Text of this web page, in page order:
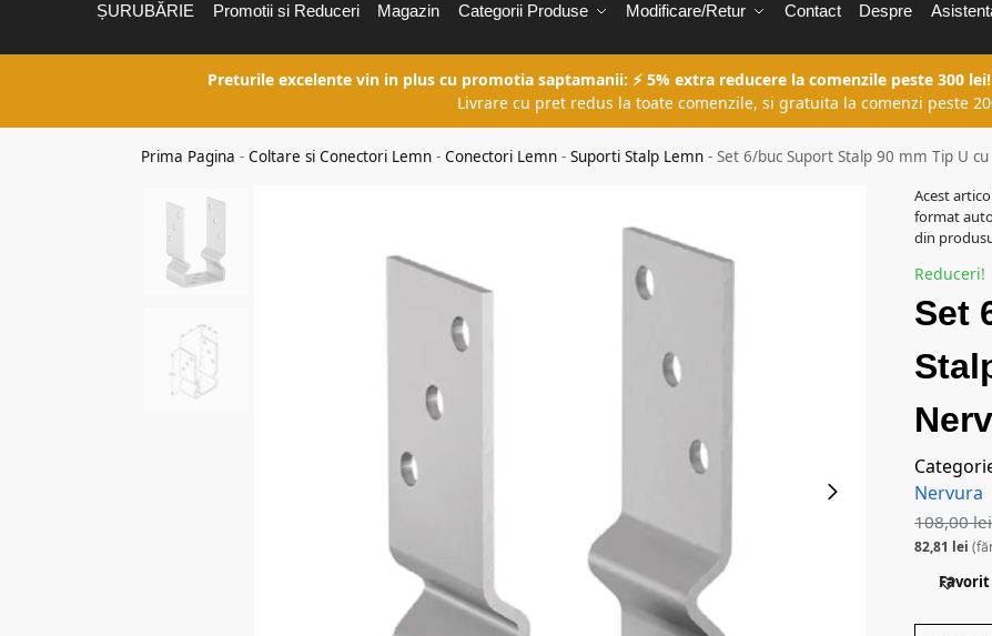
ȘURUBĂRIE Promotii si Reduceri Magazin Categorii Produse Modificare/Retur Contact Despre
Preturile excelente vin in plus cu promotia saptamanii: ⚡ 5% extra reducere la comenzile peste 300 lei!
Livrare cu pret redus la toate comenzile, si gratuita la comenzi peste
Prima Pagina -Coltare si Conectori Lemn -Conectori Lemn -Suporti Stalp Lemn -Set 6/buc Suport Stalp 90 mm Tip U
Acest
format
din
Reduceri!
Set
Nervura
108,00lei
82,81 lei
Favorit